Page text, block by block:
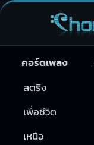
คอร์ดเพลง
สตริง
เพื่อชีวิต
เหนือ